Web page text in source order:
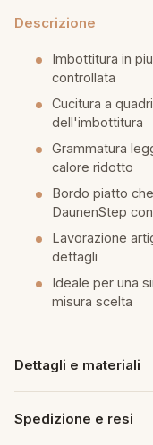
Descrizione
Imbottitura in
controllata
Cucitura a
dell'imbottitura
Grammatura
calore ridotto
Bordo piatto
DaunenStep
Lavorazione
dettagli
Ideale per una
misura scelta
Dettagli e materiali
Spedizione e resi